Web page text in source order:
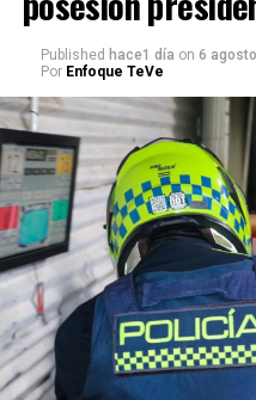
Published hace1 día on 6
Por Enfoque TeVe